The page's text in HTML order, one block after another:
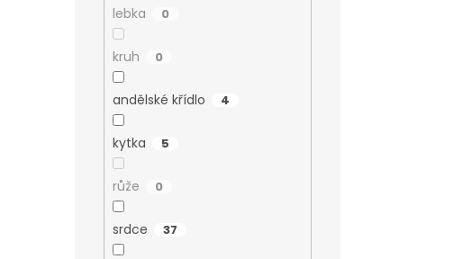
lebka 0
kruh 0
andělské křídlo 4
kytka 5
růže 0
srdce 37